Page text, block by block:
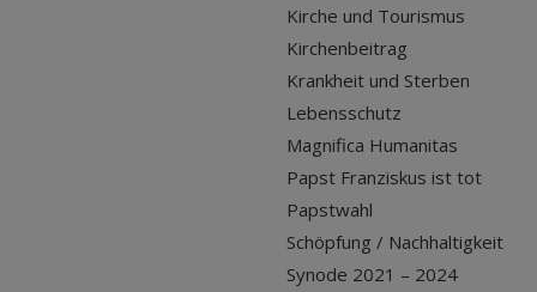
Kirche und Tourismus
Kirchenbeitrag
Krankheit und Sterben
Lebensschutz
Magnifica Humanitas
Papst Franziskus ist tot
Papstwahl
Schöpfung / Nachhaltigkeit
Synode 2021 – 2024